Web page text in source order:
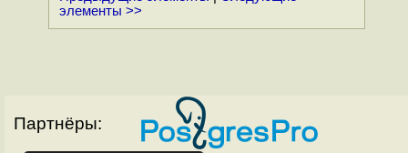
элементы >>
Партнёры: